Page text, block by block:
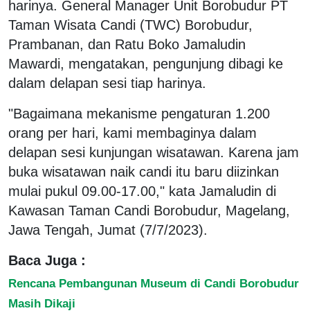
harinya. General Manager Unit Borobudur PT
Taman Wisata Candi (TWC) Borobudur,
Prambanan, dan Ratu Boko Jamaludin
Mawardi, mengatakan, pengunjung dibagi ke
dalam delapan sesi tiap harinya.
"Bagaimana mekanisme pengaturan 1.200
orang per hari, kami membaginya dalam
delapan sesi kunjungan wisatawan. Karena jam
buka wisatawan naik candi itu baru diizinkan
mulai pukul 09.00-17.00," kata Jamaludin di
Kawasan Taman Candi Borobudur, Magelang,
Jawa Tengah, Jumat (7/7/2023).
Baca Juga :
Rencana Pembangunan Museum di Candi Borobudur
Masih Dikaji